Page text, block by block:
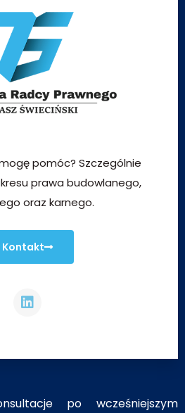
pomóc? Szczególnie
prawa budowlanego,
oraz karnego.
Kontakt
po wcześniejszym